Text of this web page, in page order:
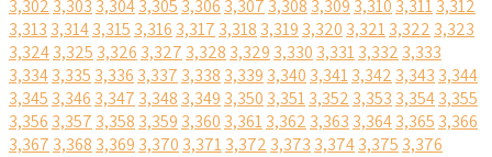
3,302 3,303 3,3043,305 3,306 3,307 3,308 3,309 3,310 3,3113,312
3,313 3,3143,315 3,316 3,317 3,318 3,319 3,320 3,3213,322 3,323
3,3243,325 3,326 3,327 3,328 3,329 3,330 3,3313,332 3,333
3,3343,335 3,336 3,337 3,338 3,339 3,340 3,3413,342 3,343 3,344
3,345 3,346 3,347 3,348 3,349 3,350 3,3513,352 3,353 3,3543,355
3,356 3,357 3,358 3,359 3,360 3,3613,362 3,363 3,3643,365 3,366
3,367 3,368 3,369 3,370 3,3713,372 3,373 3,3743,375 3,376